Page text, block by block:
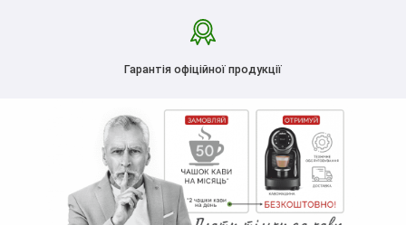
Гарантія офіційної продукції